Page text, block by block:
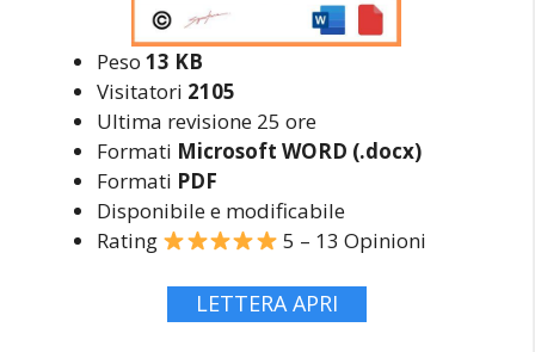
Peso 13 KB
Visitatori 2105
Ultima revisione 25 ore
Formati Microsoft WORD (.docx)
Formati PDF
Disponibile e modificabile
Rating
5 – 13 Opinioni
LETTERA APRI